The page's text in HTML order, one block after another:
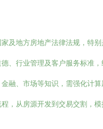
及地方房地产法律法规，特
、行业管理及客户服务标准
融、市场等知识，需强化计
，从房源开发到交易交割，